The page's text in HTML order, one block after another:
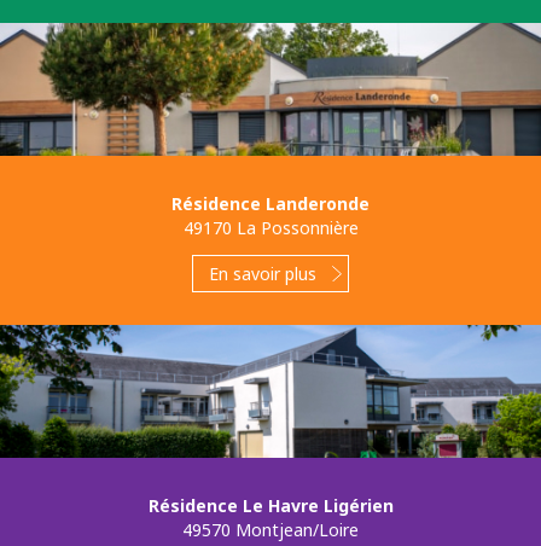
Résidence Landeronde
49170 La Possonnière
En savoir plus
Résidence Le Havre Ligérien
49570 Montjean/Loire